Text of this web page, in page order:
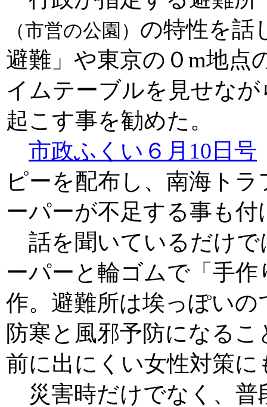
（市営の公園） の特性を話
避難」や東京の０m地点
イムテーブルを見せな
起こす事を勧めた。
市政ふくい６月10日号
ピーを配布し、南海ト
ーパーが不足する事も付
話を聞いているだけで
ーパーと輪ゴムで「手
作。避難所は埃っぽい
防寒と風邪予防になる
前に出にくい女性対策
災害時だけでなく、普